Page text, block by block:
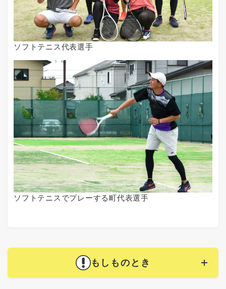
ソフトテニス代表選手
ソフトテニスでプレーする町代表選手
もしものとき